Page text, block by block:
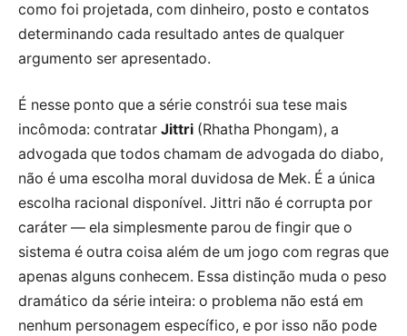
como foi projetada, com dinheiro, posto e contatos
determinando cada resultado antes de qualquer
argumento ser apresentado.
É nesse ponto que a série constrói sua tese mais
incômoda: contratar Jittri (Rhatha Phongam), a
advogada que todos chamam de advogada do diabo,
não é uma escolha moral duvidosa de Mek. É a única
escolha racional disponível. Jittri não é corrupta por
caráter — ela simplesmente parou de fingir que o
sistema é outra coisa além de um jogo com regras que
apenas alguns conhecem. Essa distinção muda o peso
dramático da série inteira: o problema não está em
nenhum personagem específico, e por isso não pode